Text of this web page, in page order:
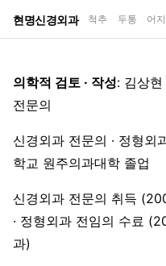
현명신경외과 척추 두통 어
의학적 검토 · 작성: 김상현
전문의
신경외과 전문의 · 정형외
학교 원주의과대학 졸업
신경외과 전문의 취득
· 정형외과 전임의 수료
과)